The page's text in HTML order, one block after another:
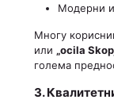
Модерни и
Многу
или „ocila
голема
3.